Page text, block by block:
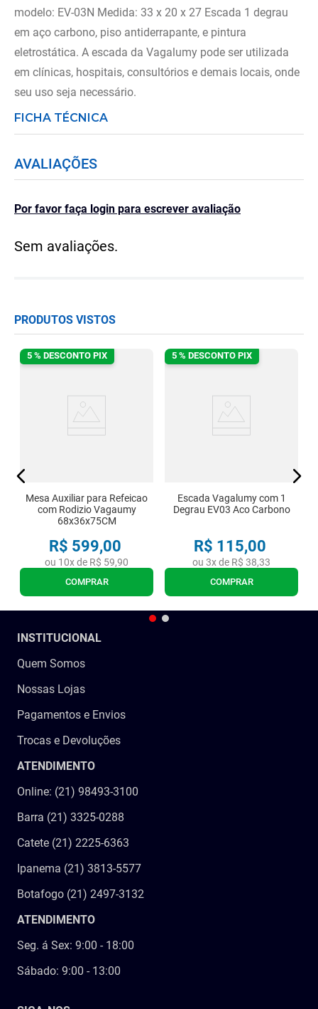
modelo: EV-03N Medida: 33 x 20 x 27 Escada 1 degrau
em aço carbono, piso antiderrapante, e pintura
eletrostática. A escada da Vagalumy pode ser utilizada
em clínicas, hospitais, consultórios e demais locais, onde
seu uso seja necessário.
FICHA TÉCNICA
AVALIAÇÕES
Por favor faça login para escrever avaliação
Sem avaliações.
PRODUTOS VISTOS
5 % DESCONTO PIX
Mesa Auxiliar para Refeicao
com Rodizio Vagaumy
68x36x75CM
R$ 599,00
ou 10x de R$ 59,90
COMPRAR
5 % DESCONTO PIX
Escada Vagalumy com 1
Degrau EV03 Aco Carbono
R$ 115,00
ou 3x de R$ 38,33
COMPRAR
INSTITUCIONAL
Quem Somos
Nossas Lojas
Pagamentos e Envios
Trocas e Devoluções
ATENDIMENTO
Online: (21) 98493-3100
Barra (21) 3325-0288
Catete (21) 2225-6363
Ipanema (21) 3813-5577
Botafogo (21) 2497-3132
ATENDIMENTO
Seg. á Sex: 9:00 - 18:00
Sábado: 9:00 - 13:00